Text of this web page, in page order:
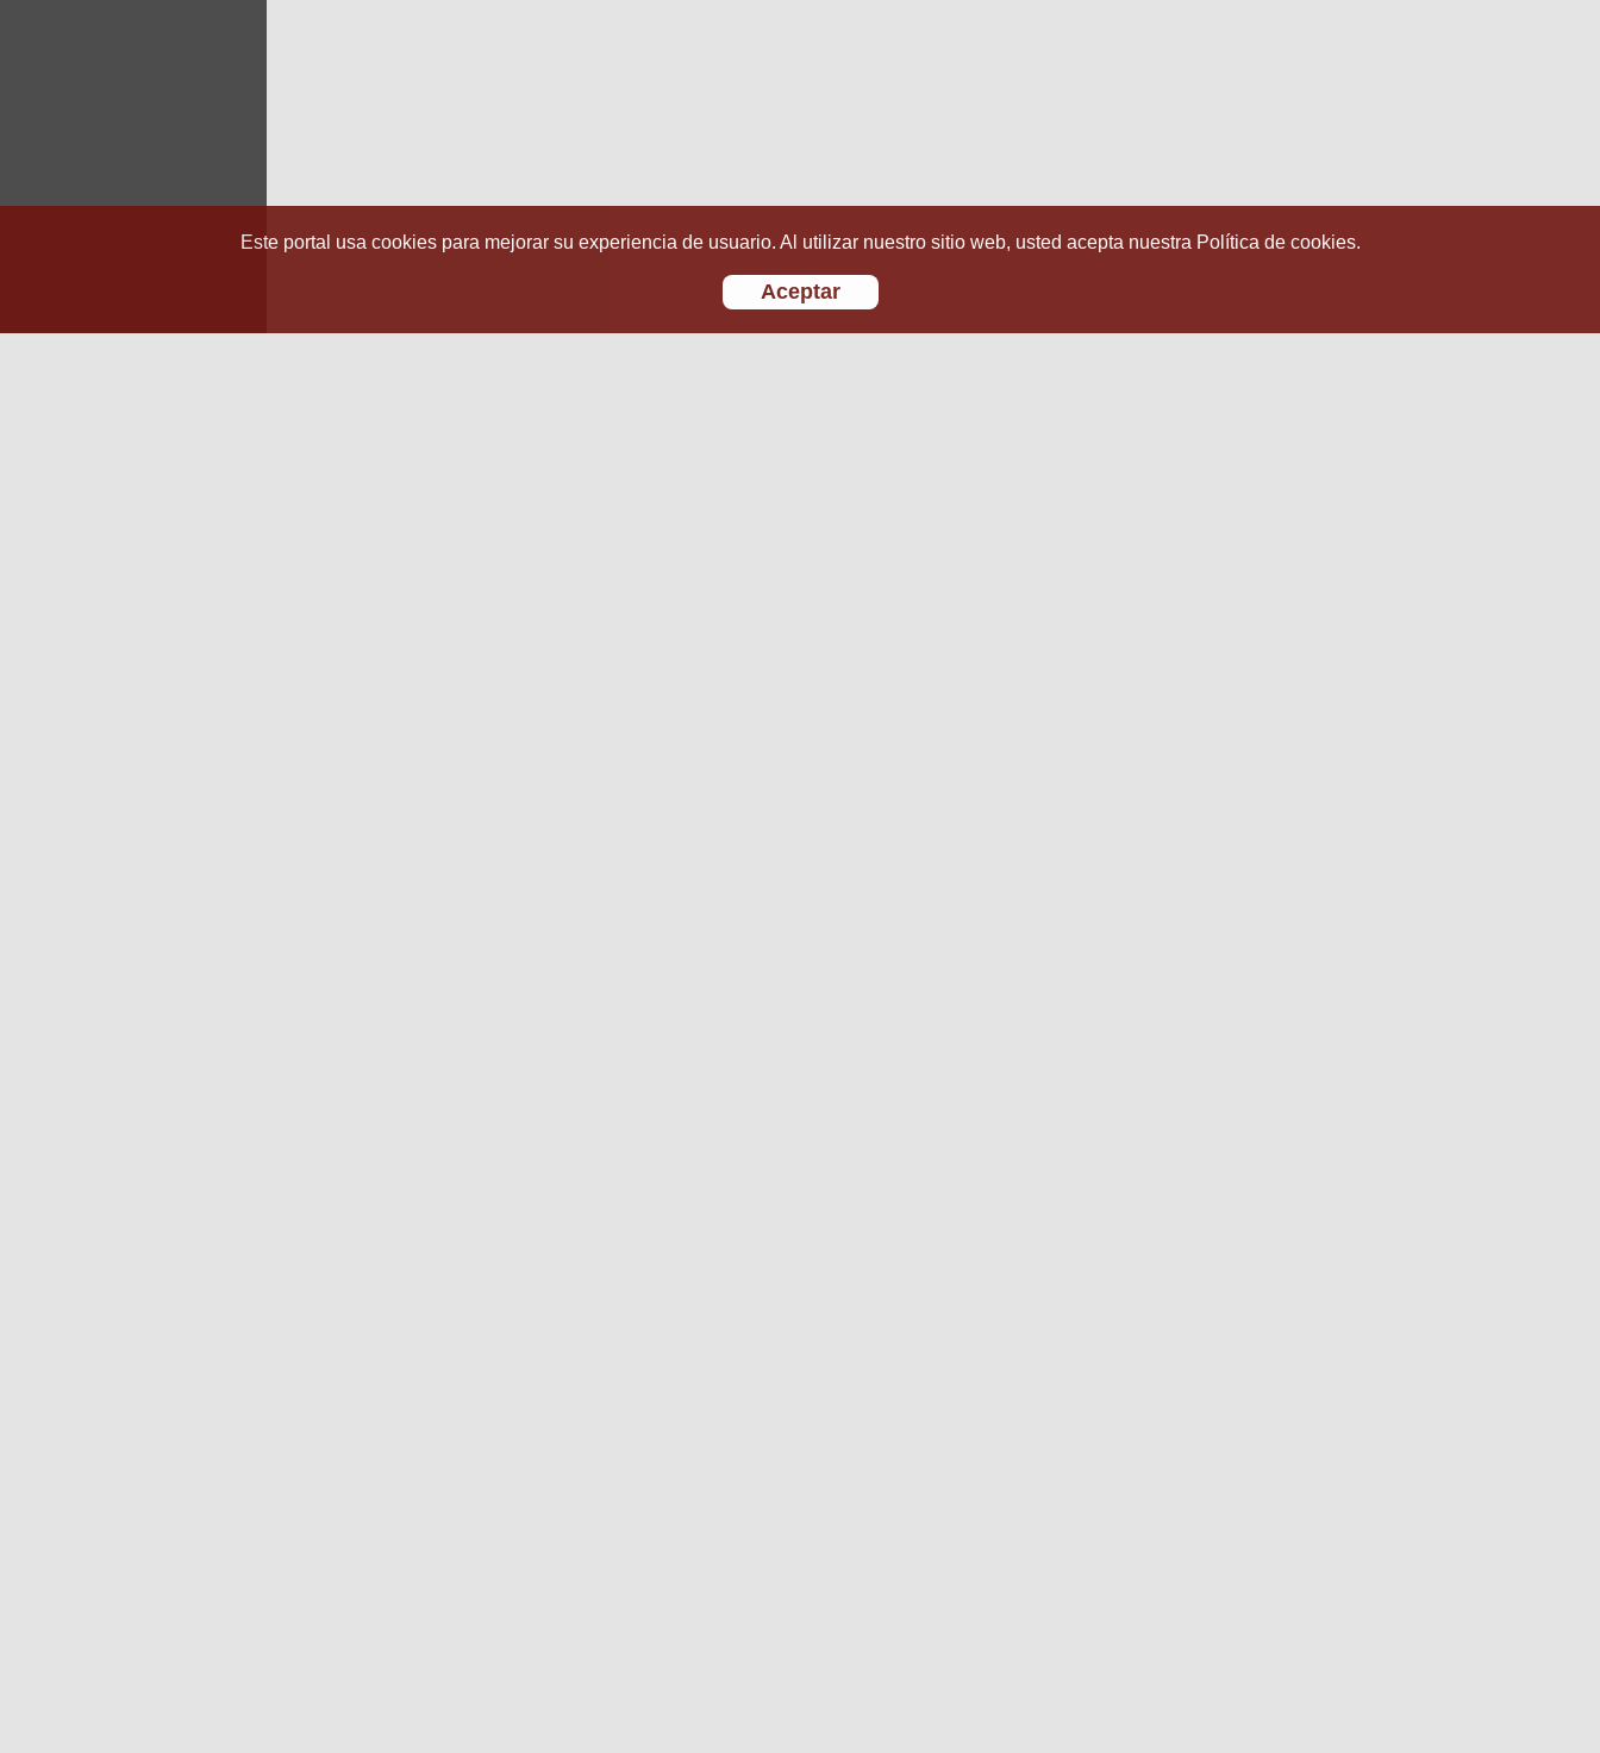
Este portal usa cookies para mejorar su experiencia de usuario. Al utilizar nuestro sitio web, usted acepta nuestra Política de cookies.
Aceptar